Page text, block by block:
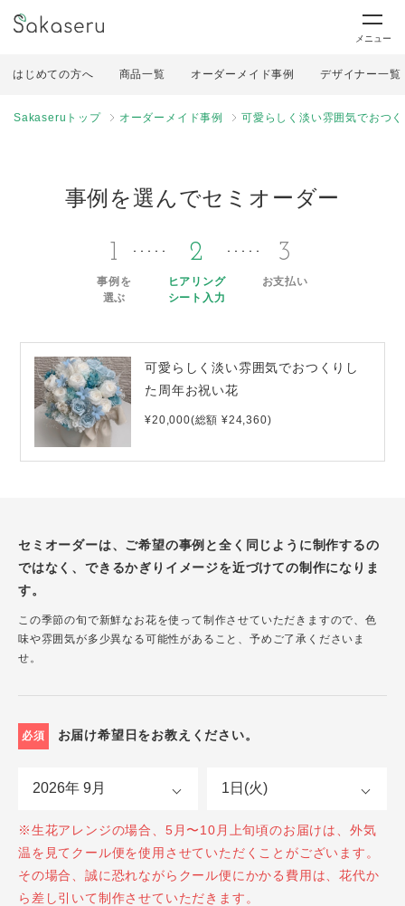
メニュー
はじめての方へ 商品一覧 オーダーメイド事例 デザイナー一覧
Sakaseruトップ オーダーメイド事例 可愛らしく淡い雰囲気でおつ
事例を選んでセミオーダー
1
事例を
選ぶ
2
ヒアリング
シート入力
3
お支払い
可愛らしく淡い雰囲気でおつくりし
た周年お祝い花
¥20,000(総額 ¥24,360)
セミオーダーは、ご希望の事例と全く同じように制作するの
ではなく、できるかぎりイメージを近づけての制作になりま
す。
この季節の旬で新鮮なお花を使って制作させていただきますので、色
味や雰囲気が多少異なる可能性があること、予めご了承くださいま
せ。
必須 お届け希望日をお教えください。
※生花アレンジの場合、5月〜10月上旬頃のお届けは、外気
温を見てクール便を使用させていただくことがございます。
その場合、誠に恐れながらクール便にかかる費用は、花代か
ら差し引いて制作させていただきます。